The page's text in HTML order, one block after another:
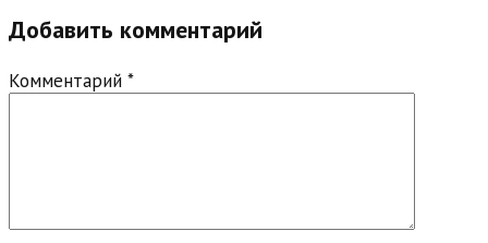
Добавить комментарий
Комментарий *